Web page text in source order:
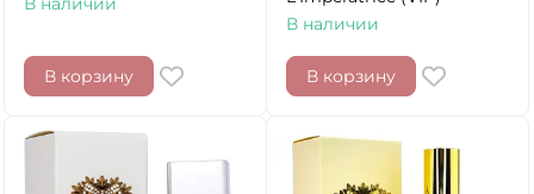
В корзину
В наличии
В корзину